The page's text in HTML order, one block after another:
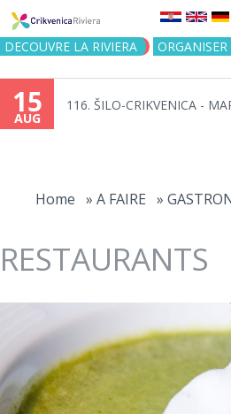
Jump to
DECOUVRE LA RIVIERA
15
AUG
116. ŠILO-CRIKVENICA -
Home » A FAIRE »
RESTAURANTS